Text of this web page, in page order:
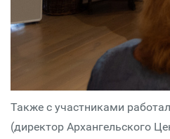
Также с участниками
(директор Архангельского